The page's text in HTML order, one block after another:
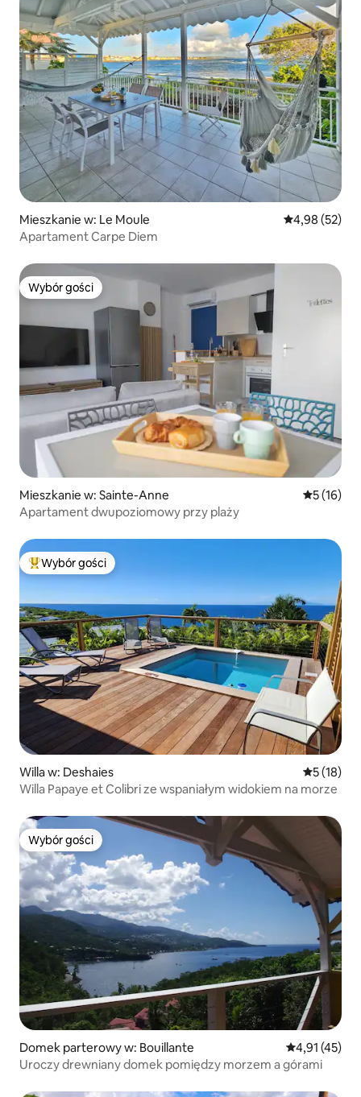
Mieszkanie w: Le Moule Średnia
4,98 (52)
Apartament Carpe Diem
Wybór gości
Wybór gości
Mieszkanie w: Sainte-Anne Średnia
5 (16)
Apartament dwupoziomowy przy plaży
Najpopularniejsze z kategorii Wybór gości
Wybór gości
Willa w: Deshaies Średnia
5 (18)
Willa Papaye et Colibri ze wspaniałym widokiem na morze
Wybór gości
Wybór gości
Domek parterowy w: Bouillante Średnia
4,91 (45)
Uroczy drewniany domek pomiędzy morzem a górami